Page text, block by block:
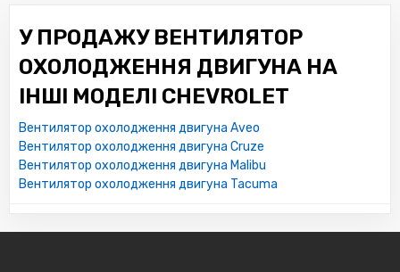
У ПРОДАЖУ ВЕНТИЛЯТОР
ОХОЛОДЖЕННЯ ДВИГУНА НА
ІНШІ МОДЕЛІ CHEVROLET
Вентилятор охолодження двигуна Aveo
Вентилятор охолодження двигуна Cruze
Вентилятор охолодження двигуна Malibu
Вентилятор охолодження двигуна Tacuma